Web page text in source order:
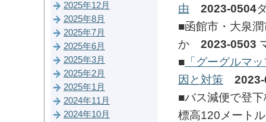
由
2023-0504
■函館市・大泉
か
2023-0503
■ 「グーグルマ
因と対策
■バス減便で登
標高120メート
2025年12月
2025年8月
2025年7月
2025年6月
2025年3月
2025年2月
2025年1月
2024年11月
2024年10月